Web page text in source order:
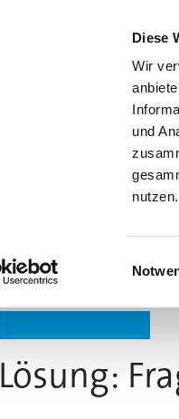
Diese
Wir
und
nutzen.
Lösung: